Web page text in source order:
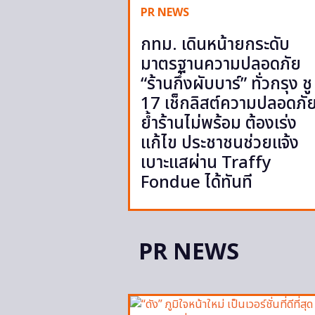
PR NEWS
กทม. เดินหน้ายกระดับ
มาตรฐานความปลอดภัย
“ร้านกึ่งผับบาร์” ทั่วกรุง ชู
17 เช็กลิสต์ความปลอดภั
ย้ำร้านไม่พร้อม ต้องเร่ง
แก้ไข ประชาชนช่วยแจ้ง
เบาะแสผ่าน Traffy
Fondue ได้ทันที
PR NEWS